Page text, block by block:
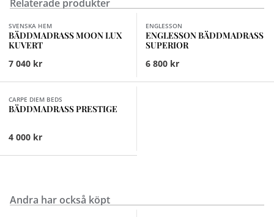
Relaterade produkter
Finns i fler val (4)
SVENSKA HEM
BÄDDMADRASS MOON LUX
KUVERT
7 040 kr
ENGLESSON
ENGLESSON BÄDDMADRASS
SUPERIOR
6 800 kr
CARPE DIEM BEDS
BÄDDMADRASS PRESTIGE
4 000 kr
Andra har också köpt